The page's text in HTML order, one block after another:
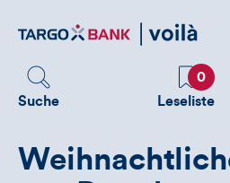
zum
Suche
Favoriten
0
Leseliste